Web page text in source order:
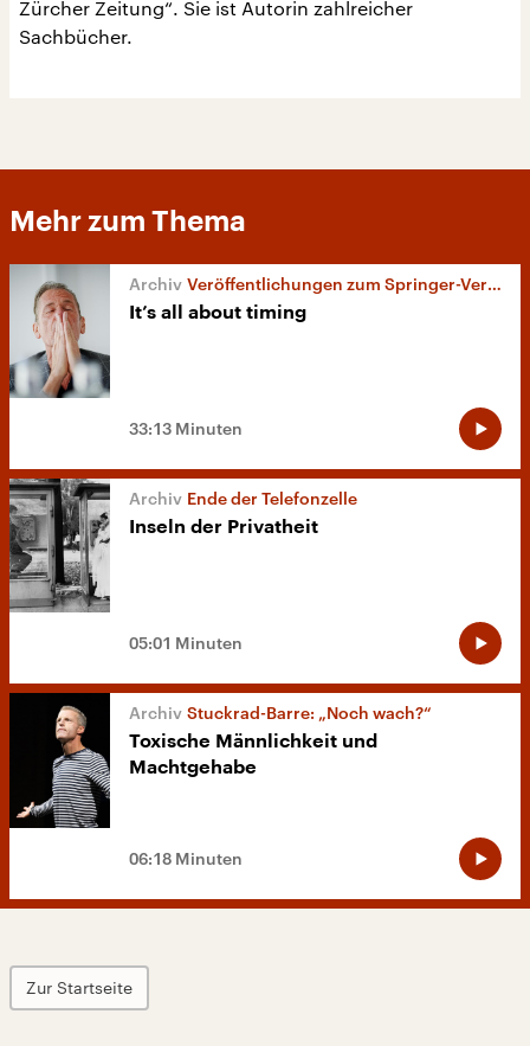
Zürcher Zeitung“. Sie ist Autorin zahlreicher
Sachbücher.
Mehr zum Thema
Veröffentlichungen zum Springer-Verlag
It’s all about timing
33:13 Minuten
Ende der Telefonzelle
Inseln der Privatheit
05:01 Minuten
Stuckrad-Barre: „Noch wach?“
Toxische Männlichkeit und
Machtgehabe
06:18 Minuten
Zur Startseite